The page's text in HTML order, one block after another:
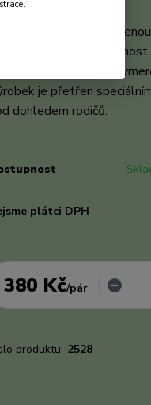
náušnice s
upoutají Vaši
je vyrobená z
je přetřen
dohledem rodičů.
plátci DPH
380 Kč/pár
produktu: 2528